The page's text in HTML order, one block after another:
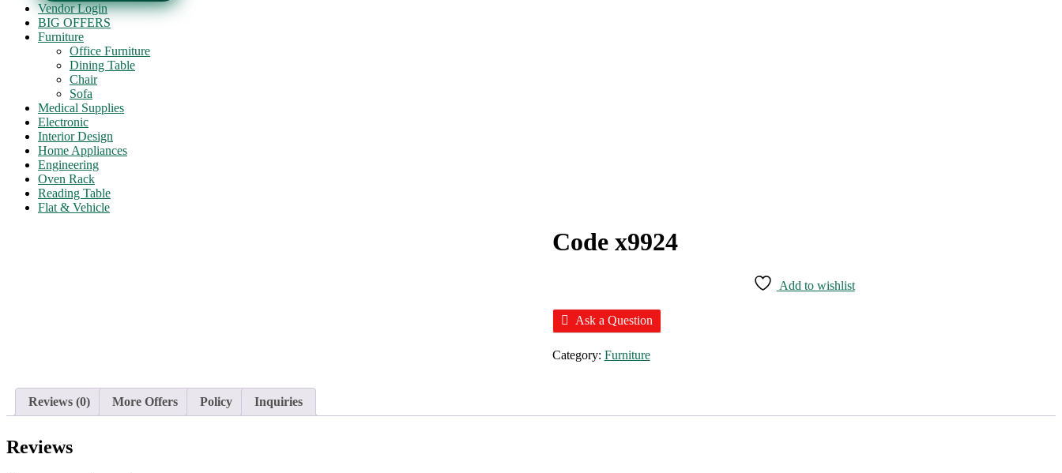
Vendor Login
BIG OFFERS
Furniture
Office Furniture
Dining Table
Chair
Sofa
Medical Supplies
Electronic
Interior Design
Home Appliances
Engineering
Oven Rack
Reading Table
Flat & Vehicle
Code x9924
Add to wishlist
Ask a Question
Category: Furniture
Reviews (0) More Offers Policy Inquiries
Reviews